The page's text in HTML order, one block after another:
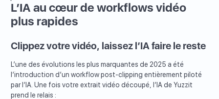
L’IA au cœur de workflows vidéo
plus rapides
Clippez votre vidéo, laissez l’IA faire le reste
L’une des évolutions les plus marquantes de 2025 a été
l’introduction d’un workflow post-clipping entièrement piloté
par l’IA. Une fois votre extrait vidéo découpé, l’IA de Yuzzit
prend le relais :